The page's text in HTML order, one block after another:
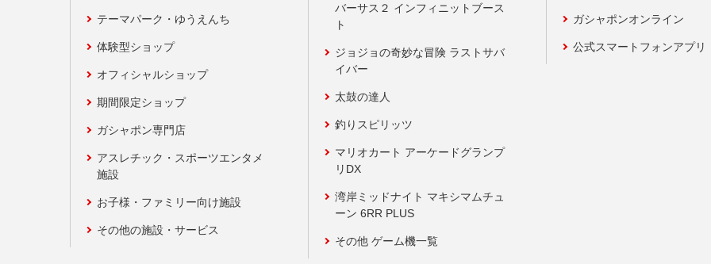
テーマパーク・ゆうえんち
体験型ショップ
オフィシャルショップ
期間限定ショップ
ガシャポン専門店
アスレチック・スポーツエンタメ
施設
お子様・ファミリー向け施設
その他の施設・サービス
バーサス２ インフィニットブース
ト
ジョジョの奇妙な冒険 ラストサバ
イバー
太鼓の達人
釣りスピリッツ
マリオカート アーケードグランプ
リDX
湾岸ミッドナイト マキシマムチュ
ーン 6RR PLUS
その他 ゲーム機一覧
ガシャポンオンライン
公式スマートフォンアプリ